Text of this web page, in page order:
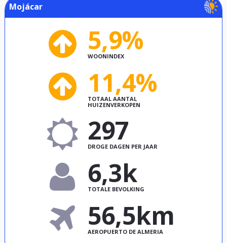
Mojácar
5,9%
WOONINDEX
11,4%
TOTAAL AANTAL
HUIZENVERKOPEN
297
DROGE DAGEN PER JAAR
6,3k
TOTALE BEVOLKING
56,5km
AEROPUERTO DE ALMERIA